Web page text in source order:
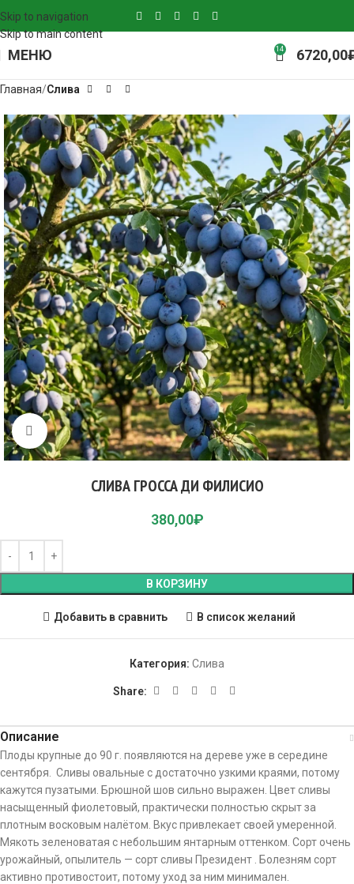
Skip to navigation
Skip to main content
МЕНЮ 14 6720,00
Главная Слива
Click to enlarge
СЛИВА ГРОССА ДИ ФИЛИСИО
380,00₽
В КОРЗИНУ
Добавить в сравнить В список желаний
Категория: Слива
Share:
Описание
Плоды крупные до 90 г. появляются на дереве уже в середине
сентября. Сливы овальные с достаточно узкими краями, потому
кажутся пузатыми. Брюшной шов сильно выражен. Цвет сливы
насыщенный фиолетовый, практически полностью скрыт за
плотным восковым налётом. Вкус привлекает своей умеренной.
Мякоть зеленоватая с небольшим янтарным оттенком. Сорт очень
урожайный, опылитель — сорт сливы Президент . Болезням сорт
активно противостоит, потому уход за ним минимален.